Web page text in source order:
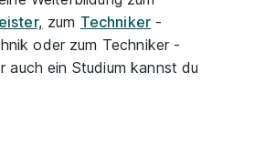
zum Techniker -
oder zum Techniker -
auch ein Studium kannst du